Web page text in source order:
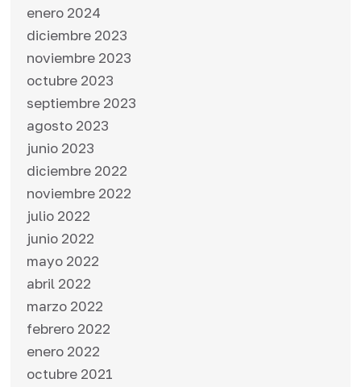
enero 2024
diciembre 2023
noviembre 2023
octubre 2023
septiembre 2023
agosto 2023
junio 2023
diciembre 2022
noviembre 2022
julio 2022
junio 2022
mayo 2022
abril 2022
marzo 2022
febrero 2022
enero 2022
octubre 2021